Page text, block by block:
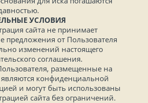
УСЛОВИЯ
сайта не принимает
предложения от Пользователя
изменений настоящего
соглашения.
размещенные на
являются конфиденциальной
и могут быть использованы
сайта без ограничений.